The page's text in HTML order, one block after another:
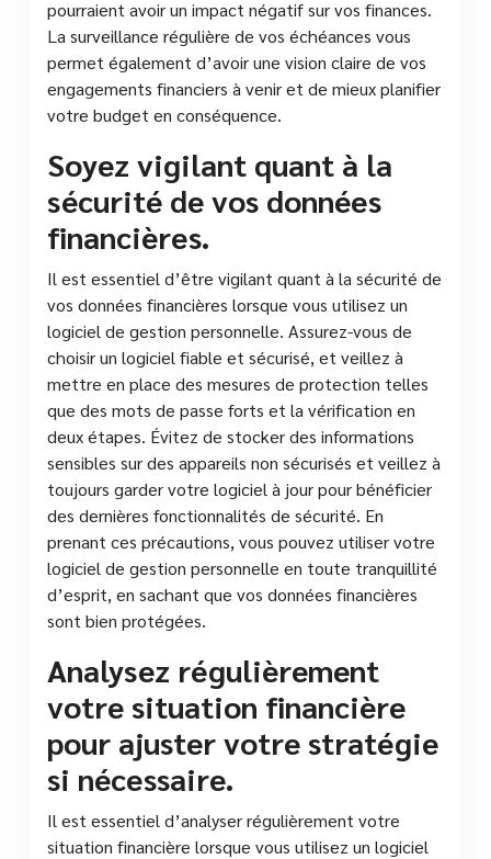
pourraient avoir un impact négatif sur vos finances.
La surveillance régulière de vos échéances vous
permet également d’avoir une vision claire de vos
engagements financiers à venir et de mieux planifier
votre budget en conséquence.
Soyez vigilant quant à la
sécurité de vos données
financières.
Il est essentiel d’être vigilant quant à la sécurité de
vos données financières lorsque vous utilisez un
logiciel de gestion personnelle. Assurez-vous de
choisir un logiciel fiable et sécurisé, et veillez à
mettre en place des mesures de protection telles
que des mots de passe forts et la vérification en
deux étapes. Évitez de stocker des informations
sensibles sur des appareils non sécurisés et veillez à
toujours garder votre logiciel à jour pour bénéficier
des dernières fonctionnalités de sécurité. En
prenant ces précautions, vous pouvez utiliser votre
logiciel de gestion personnelle en toute tranquillité
d’esprit, en sachant que vos données financières
sont bien protégées.
Analysez régulièrement
votre situation financière
pour ajuster votre stratégie
si nécessaire.
Il est essentiel d’analyser régulièrement votre
situation financière lorsque vous utilisez un logiciel